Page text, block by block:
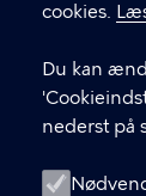
cookies.
Du kan
nederst på
Digital